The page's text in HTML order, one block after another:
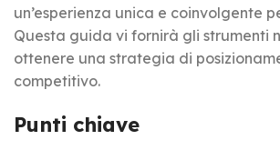
un’esperienza unica e coinvolgente
Questa guida vi fornirà gli strumenti
ottenere una strategia di
competitivo.
Punti chiave